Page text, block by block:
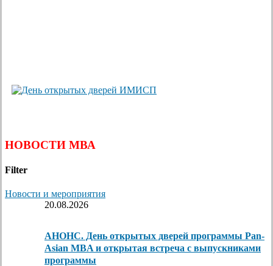
НОВОСТИ МВА
Filter
Новости и мероприятия
20.08.2026
АНОНС. День открытых дверей программы Pan-
Asian MBA и открытая встреча с выпускниками
программы